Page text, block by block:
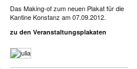
Das Making-of zum neuen Plakat für die
Kantine Konstanz am 07.09.2012.
zu den Veranstaltungsplakaten